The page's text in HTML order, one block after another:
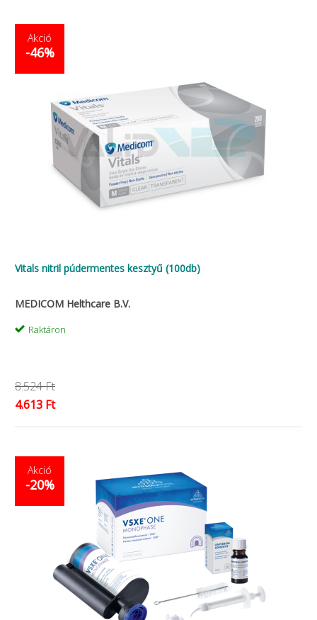
Akció
-46%
Vitals nitril púdermentes kesztyű (100db)
MEDICOM Helthcare B.V.
Raktáron
8.524 Ft
4.613 Ft
Akció
-20%